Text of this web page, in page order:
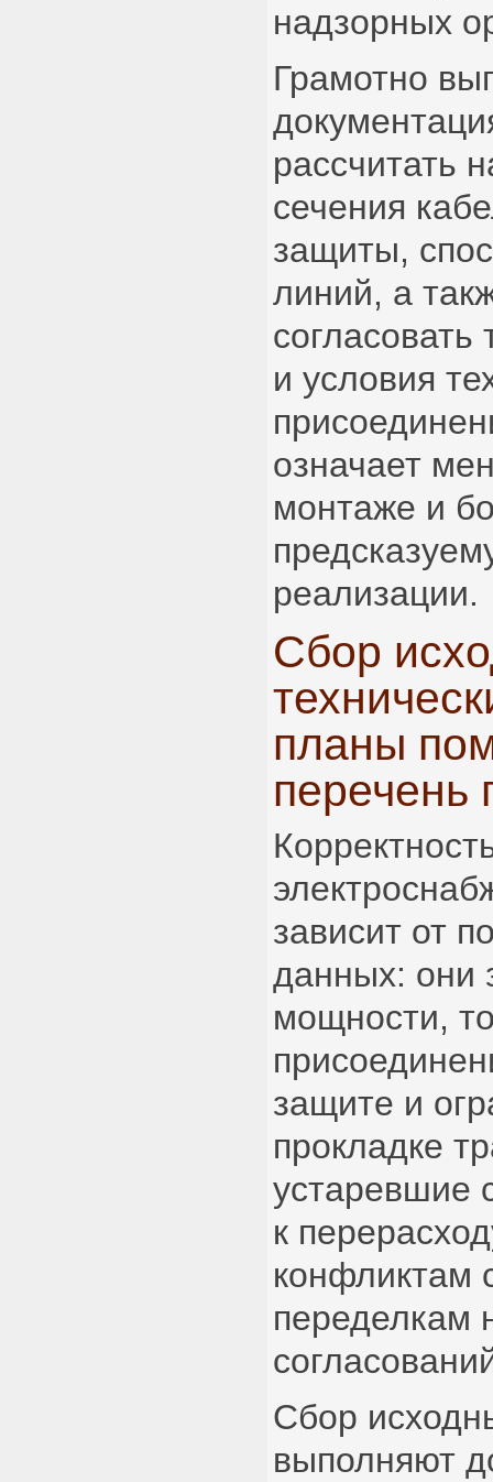
надзорных
Грамотно
рассчитать
сечения
защиты,
линий, а
согласовать
и условия
означает
монтаже и
реализации.
Сбор
планы
перечень
зависит от
данных: они
мощности,
защите и
прокладке
устаревшие
к
конфликтам
переделкам
Сбор
выполняют